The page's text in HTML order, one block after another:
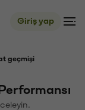
Giriş yap
geçmişi